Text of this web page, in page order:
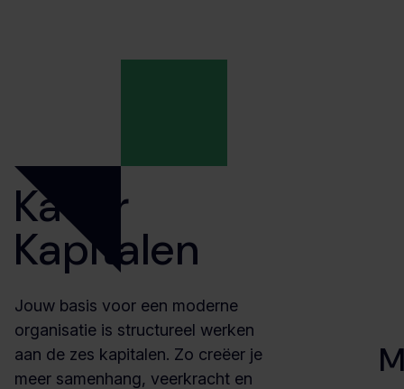
Kader
Kapitalen
Jouw basis voor een moderne
organisatie is structureel werken
aan de zes kapitalen. Zo creëer je
meer samenhang, veerkracht en